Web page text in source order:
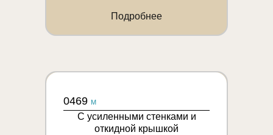
Подробнее
0469 M
С усиленными стенками и
откидной крышкой